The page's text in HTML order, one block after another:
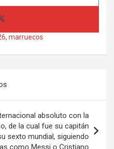
, marruecos
absoluto con la
de la cual fue su capitán
sexto mundial, siguiendo
como Messi o Cristiano